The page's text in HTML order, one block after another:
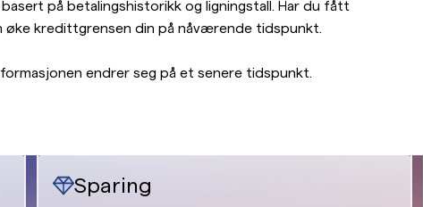
på betalingshistorikk og ligningstall. Har du fått
øke kredittgrensen din på nåværende tidspunkt.
endrer seg på et senere tidspunkt.
Sparing